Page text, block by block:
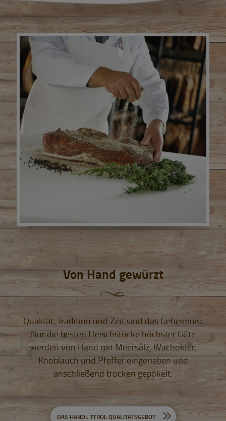
Von Hand gewürzt
Qualität, Tradition und Zeit sind das Geheimnis:
Nur die besten Fleischstücke höchster Güte
werden von Hand mit Meersalz, Wacholder,
Knoblauch und Pfeffer eingerieben und
anschließend trocken gepökelt.
DAS HANDL TYROL QUALITÄTSGEBOT